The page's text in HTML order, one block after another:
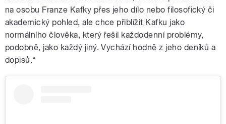
na osobu Franze Kafky přes jeho dílo nebo filosofický či
akademický pohled, ale chce přiblížit Kafku jako
normálního člověka, který řešil každodenní problémy,
podobně, jako každý jiný. Vychází hodně z jeho deníků a
dopisů.“